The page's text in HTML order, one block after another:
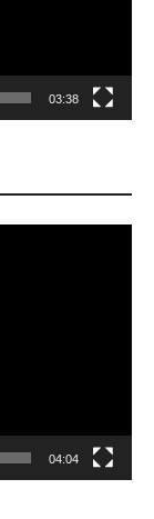
03:38
04:04